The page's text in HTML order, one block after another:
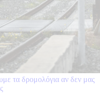
τα δρομολόγια αν δεν μας